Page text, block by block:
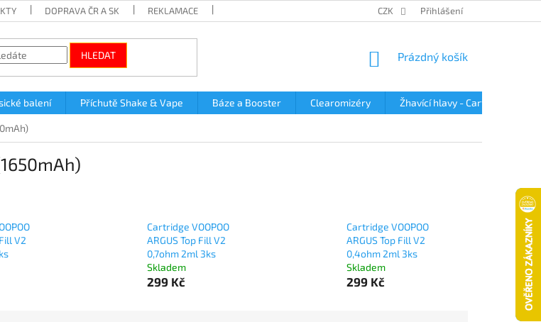
DOPRAVA ČR A SK REKLAMACE PODMÍNKY OCHRANY OSOBNÍCH ÚDAJŮ
CZK Přihlášení
HLEDAT
NÁKUPNÍ
Prázdný košík
balení Příchutě Shake & Vape Báze a Booster Clearomizéry Žhavící hlavy - Cartridge
V2
Cartridge VOOPOO
ARGUS Top Fill V2
0,7ohm 2ml 3ks
Skladem
299 Kč
Cartridge VOOPOO
ARGUS Top Fill V2
0,4ohm 2ml 3ks
Skladem
299 Kč